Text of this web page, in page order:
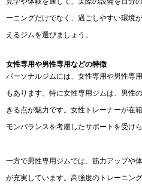
ーニングだけでなく、過ごしやすい環境
えるジムを選びましょう。
女性専用や男性専用などの特徴
パーソナルジムには、女性専用や男性専
もあります。特に女性専用ジムは、男性
きる点が魅力です。女性トレーナーが在
モンバランスを考慮したサポートを受けら
一方で男性専用ジムでは、筋力アップや
が充実しています。高強度のトレーニン